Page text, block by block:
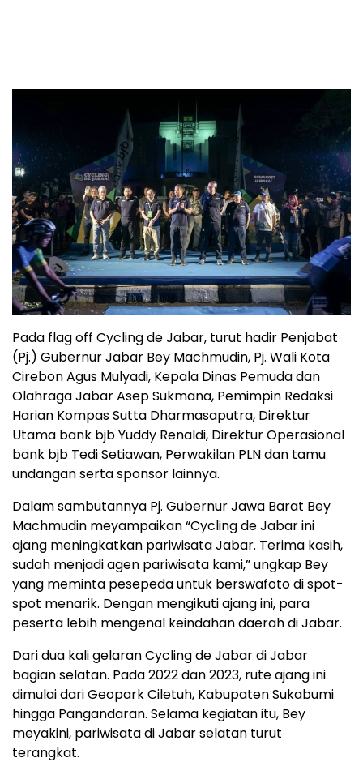
Pada flag off Cycling de Jabar, turut hadir Penjabat
(Pj.) Gubernur Jabar Bey Machmudin, Pj. Wali Kota
Cirebon Agus Mulyadi, Kepala Dinas Pemuda dan
Olahraga Jabar Asep Sukmana, Pemimpin Redaksi
Harian Kompas Sutta Dharmasaputra, Direktur
Utama bank bjb Yuddy Renaldi, Direktur Operasional
bank bjb Tedi Setiawan, Perwakilan PLN dan tamu
undangan serta sponsor lainnya.
Dalam sambutannya Pj. Gubernur Jawa Barat Bey
Machmudin meyampaikan “Cycling de Jabar ini
ajang meningkatkan pariwisata Jabar. Terima kasih,
sudah menjadi agen pariwisata kami,” ungkap Bey
yang meminta pesepeda untuk berswafoto di spot-
spot menarik. Dengan mengikuti ajang ini, para
peserta lebih mengenal keindahan daerah di Jabar.
Dari dua kali gelaran Cycling de Jabar di Jabar
bagian selatan. Pada 2022 dan 2023, rute ajang ini
dimulai dari Geopark Ciletuh, Kabupaten Sukabumi
hingga Pangandaran. Selama kegiatan itu, Bey
meyakini, pariwisata di Jabar selatan turut
terangkat.